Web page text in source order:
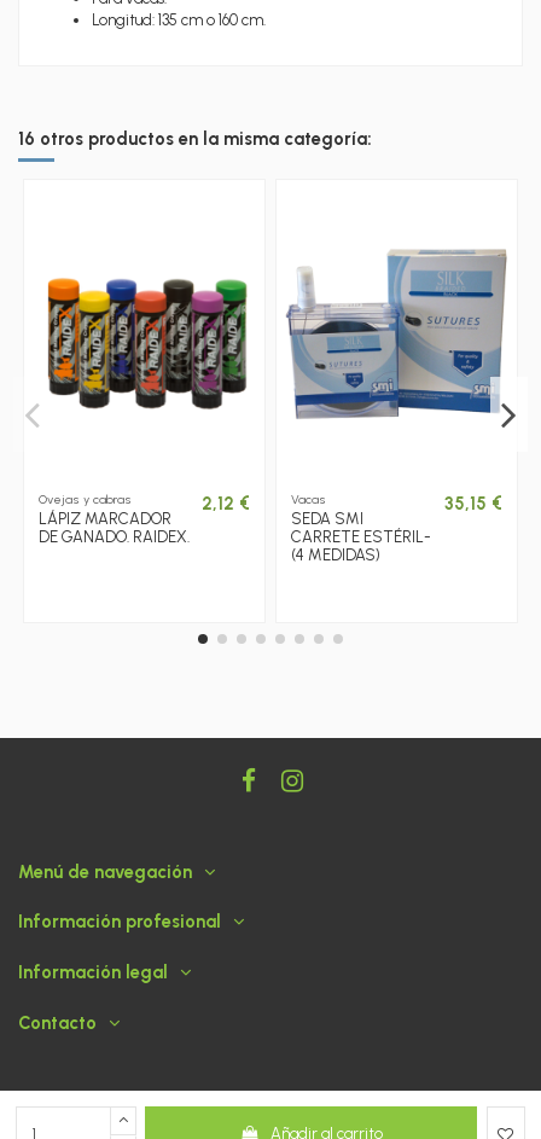
Añadir al carrito
Longitud: 135 cm o 160 cm.
16 otros productos en la misma categoría:
Ovejas y cabras
LÁPIZ MARCADOR
DE GANADO. RAIDEX.
2,12 € Vacas
SEDA SMI
CARRETE ESTÉRIL-
(4 MEDIDAS)
35,15 €
Menú de navegación
Información profesional
Información legal
Contacto